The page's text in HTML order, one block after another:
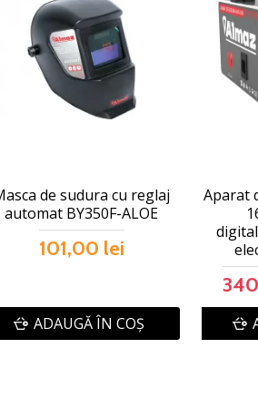
de sudura cu reglaj
automat BY350F-ALOE
101,00 lei
ADAUGĂ ÎN COŞ
Aparat